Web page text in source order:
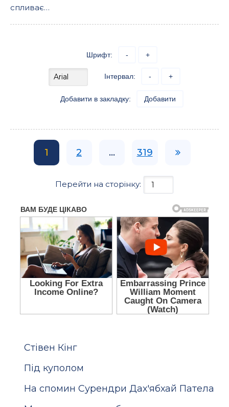
спливає…
Шрифт: - +
Інтервал: - +
Добавити в закладку: Добавити
1 2 ... 319
Перейти на сторінку:
Стівен Кінг
Під куполом
На спомин Сурендри Дах'ябхай Патела